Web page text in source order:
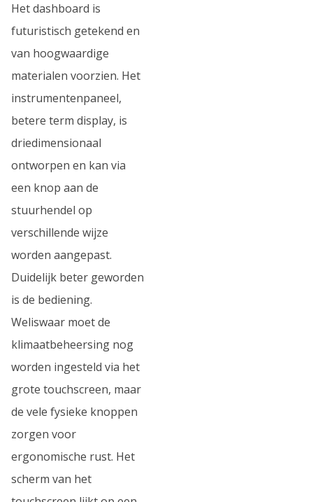
Het dashboard is
futuristisch getekend en
van hoogwaardige
materialen voorzien. Het
instrumentenpaneel,
betere term display, is
driedimensionaal
ontworpen en kan via
een knop aan de
stuurhendel op
verschillende wijze
worden aangepast.
Duidelijk beter geworden
is de bediening.
Weliswaar moet de
klimaatbeheersing nog
worden ingesteld via het
grote touchscreen, maar
de vele fysieke knoppen
zorgen voor
ergonomische rust. Het
scherm van het